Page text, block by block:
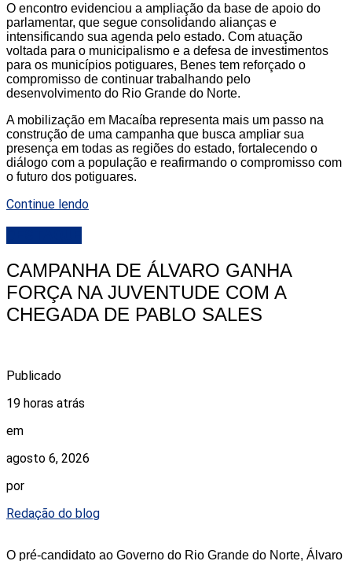
O encontro evidenciou a ampliação da base de apoio do
parlamentar, que segue consolidando alianças e
intensificando sua agenda pelo estado. Com atuação
voltada para o municipalismo e a defesa de investimentos
para os municípios potiguares, Benes tem reforçado o
compromisso de continuar trabalhando pelo
desenvolvimento do Rio Grande do Norte.
A mobilização em Macaíba representa mais um passo na
construção de uma campanha que busca ampliar sua
presença em todas as regiões do estado, fortalecendo o
diálogo com a população e reafirmando o compromisso com
o futuro dos potiguares.
Continue lendo
CAMPANHA DE ÁLVARO GANHA
FORÇA NA JUVENTUDE COM A
CHEGADA DE PABLO SALES
Publicado
19 horas atrás
em
agosto 6, 2026
por
Redação do blog
O pré-candidato ao Governo do Rio Grande do Norte, Álvaro